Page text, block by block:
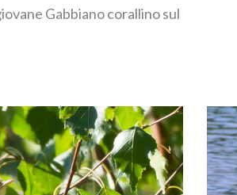
Gabbiano corallino sul